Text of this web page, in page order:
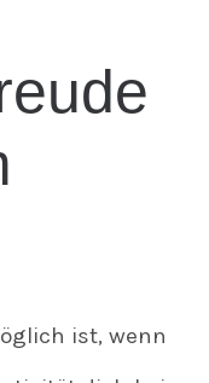
ist, wenn